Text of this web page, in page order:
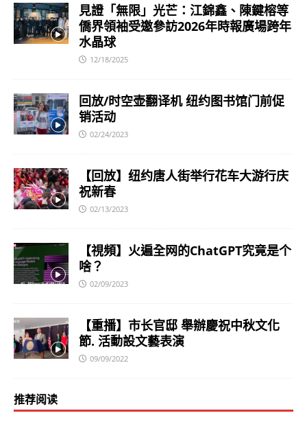
見證「無限」光芒：江錦鑫、陳鍵榕等
僑界領袖受邀參訪2026年時報廣場跨年
水晶球
12/18/2025
回放/时空壶翻译机 纽约图书馆门前促
销活动
02/24/2023
【回放】纽约唐人街举行花车大游行庆
祝新春
02/13/2023
【視頻】火遍全网的ChatGPT究竟是个
啥？
02/09/2023
【重播】市长官邸 舉辦慶祝中秋文化
節. 活動設文藝表演
09/09/2022
推荐阅读